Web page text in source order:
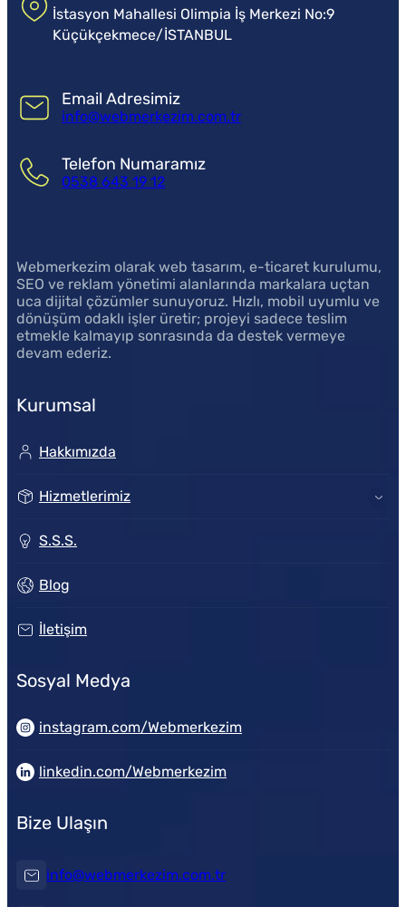
İstasyon Mahallesi Olimpia İş Merkezi No:9
Küçükçekmece/İSTANBUL
Email Adresimiz
info@webmerkezim.com.tr
Telefon Numaramız
0538 643 19 12
Webmerkezim olarak web tasarım, e-ticaret kurulumu,
SEO ve reklam yönetimi alanlarında markalara uçtan
uca dijital çözümler sunuyoruz. Hızlı, mobil uyumlu ve
dönüşüm odaklı işler üretir; projeyi sadece teslim
etmekle kalmayıp sonrasında da destek vermeye
devam ederiz.
Kurumsal
Hakkımızda
Hizmetlerimiz
S.S.S.
Blog
İletişim
Sosyal Medya
instagram.com/Webmerkezim
linkedin.com/Webmerkezim
Bize Ulaşın
info@webmerkezim.com.tr